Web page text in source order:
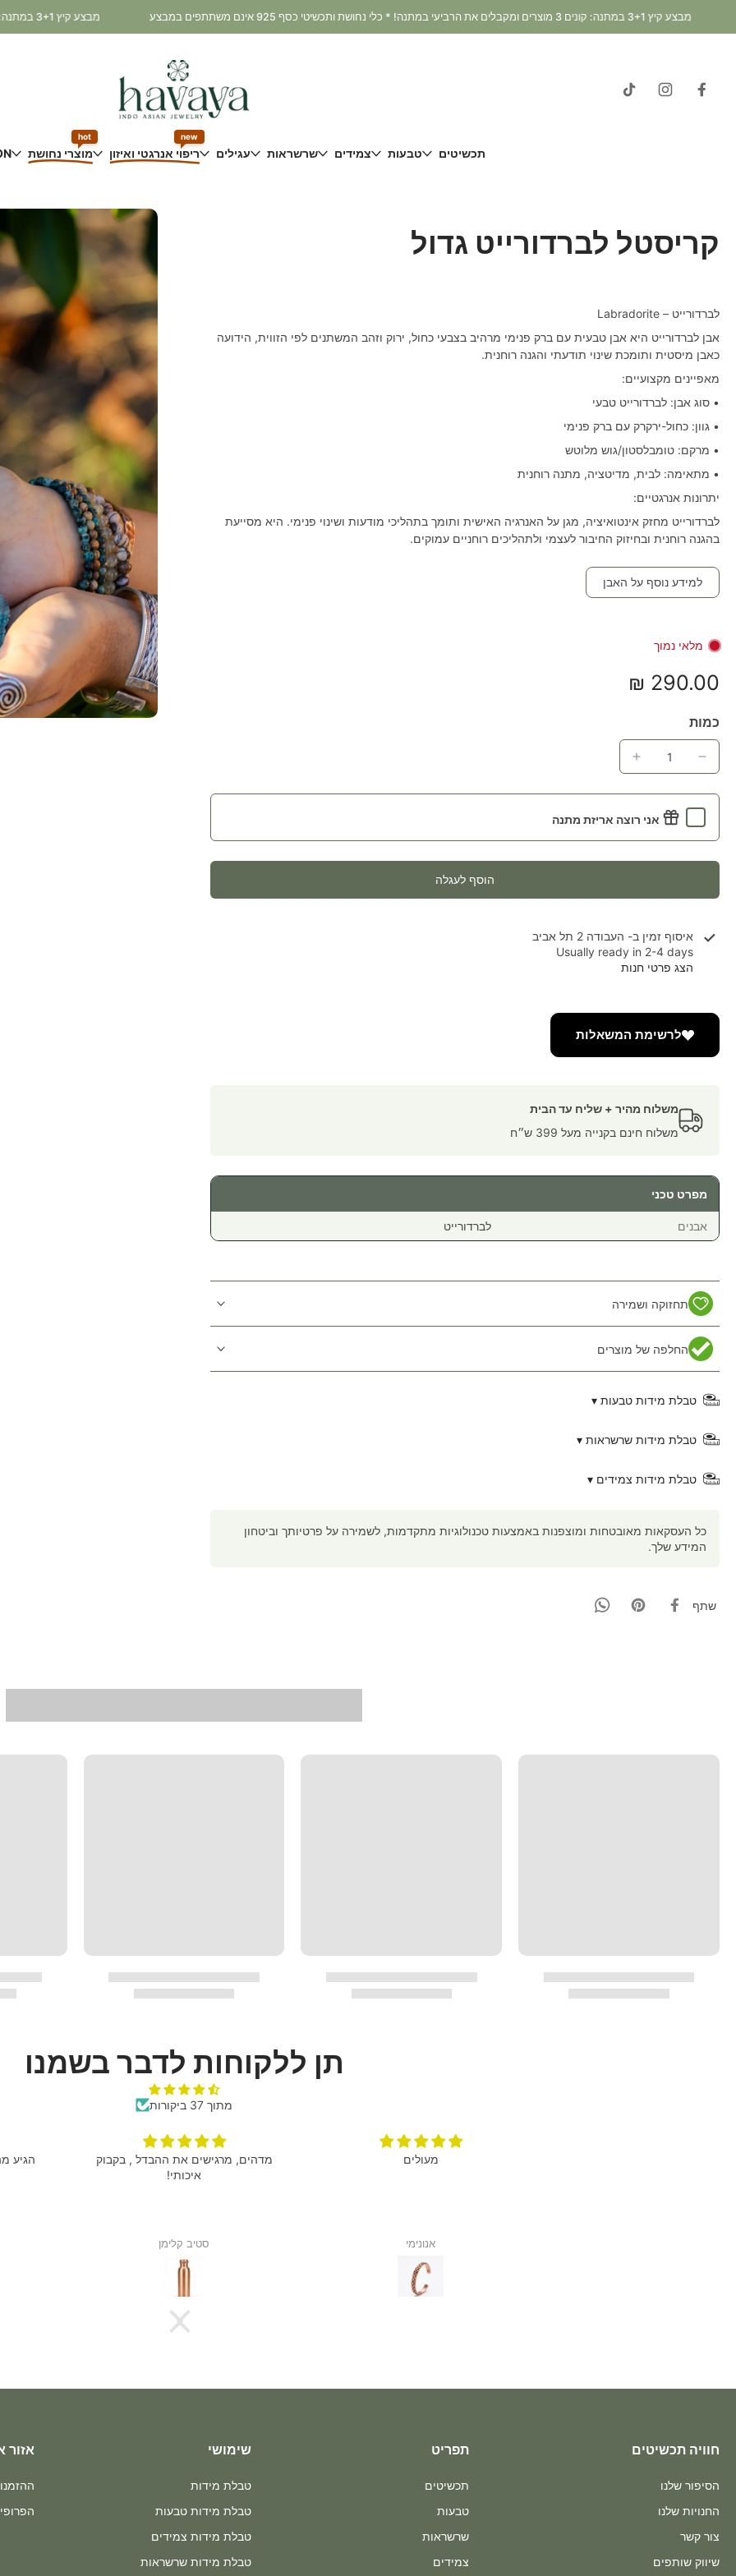
מבצע קיץ 3+1 במתנה: קונים 3 מוצרים ומקבלים את הרביעי במתנה! * כלי נחושת ותכשיטי כסף 925 אינם משתתפים במבצע
תכשיטים טבעות צמידים שרשראות עגילים ריפוי אנרגטי ואיזון
new
מוצרי נחושת
hot
קריסטל לברדורייט גדול
לברדורייט – Labradorite
אבן לברדורייט היא אבן טבעית עם ברק פנימי מרהיב בצבעי כחול, ירוק וזהב המשתנים לפי הזווית, הידועה
כאבן מיסטית ותומכת שינוי תודעתי והגנה רוחנית.
מאפיינים מקצועיים:
• סוג אבן: לברדורייט טבעי
• גוון: כחול-ירקרק עם ברק פנימי
• מרקם: טומבלסטון/גוש מלוטש
• מתאימה: לבית, מדיטציה, מתנה רוחנית
יתרונות אנרגטיים:
לברדורייט מחזק אינטואיציה, מגן על האנרגיה האישית ותומך בתהליכי מודעות ושינוי פנימי. היא מסייעת
בהגנה רוחנית ובחיזוק החיבור לעצמי ולתהליכים רוחניים עמוקים.
למידע נוסף על האבן
מלאי נמוך
290.00 ₪
כמות
אני רוצה אריזת מתנה
הוסף לעגלה
איסוף זמין ב- העבודה 2 תל אביב
Usually ready in 2-4 days
הצג פרטי חנות
לרשימת המשאלות
משלוח מהיר + שליח עד הבית
משלוח חינם בקנייה מעל 399 ש״ח
מפרט טכני
אבנים לברדורייט
תחזוקה ושמירה
החלפה של מוצרים
טבלת מידות טבעות ▾
טבלת מידות שרשראות ▾
טבלת מידות צמידים ▾
כל העסקאות מאובטחות ומוצפנות באמצעות טכנולוגיות מתקדמות, לשמירה על פרטיותך וביטחון
המידע שלך.
שתף
תן ללקוחות לדבר בשמנו
מתוך 37 ביקורות
מעולים
אנונימי
חוויה תכשיטים
הסיפור שלנו
החנויות שלנו
צור קשר
שיווק שותפים
תפריט
תכשיטים
טבעות
שרשראות
צמידים
שימושי
טבלת מידות
טבלת מידות טבעות
טבלת מידות צמידים
טבלת מידות שרשראות
אזור